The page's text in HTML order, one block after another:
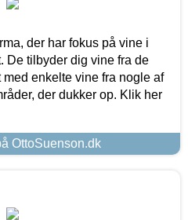
der har fokus på vine i
De tilbyder dig vine fra de
enkelte vine fra nogle af
der dukker op. Klik her
OttoSuenson.dk